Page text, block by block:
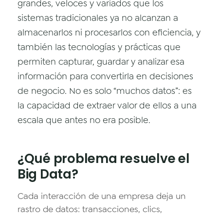
Cloud Native Apps
Asistente Virtual AI - Chatbot
grandes, veloces y variados que los
sistemas tradicionales ya no alcanzan a
almacenarlos ni procesarlos con eficiencia, y
también las tecnologías y prácticas que
permiten capturar, guardar y analizar esa
información para convertirla en decisiones
de negocio. No es solo “muchos datos”: es
la capacidad de extraer valor de ellos a una
escala que antes no era posible.
¿Qué problema resuelve el
Big Data?
Cada interacción de una empresa deja un
rastro de datos: transacciones, clics,